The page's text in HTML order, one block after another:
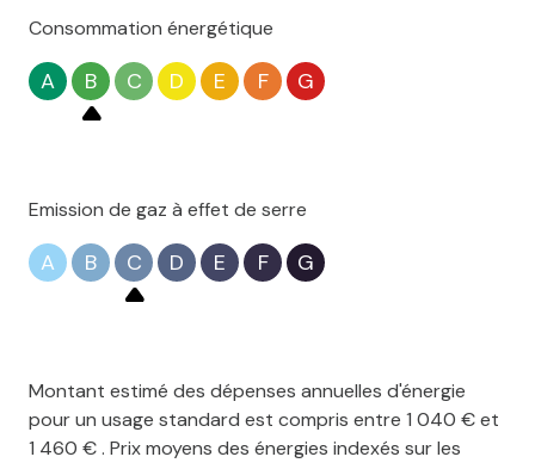
Consommation énergétique
A B C D E F G
Emission de gaz à effet de serre
A B C D E F G
Montant estimé des dépenses annuelles d'énergie
pour un usage standard est compris entre 1 040 € et
1 460 € . Prix moyens des énergies indexés sur les